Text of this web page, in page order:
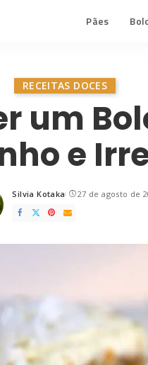
Pães
RECEITAS DOCES
um
e
Posted
by
Silvia Kotaka 27 de agosto de